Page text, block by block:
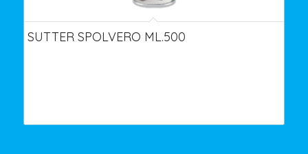
SUTTER SPOLVERO ML.500